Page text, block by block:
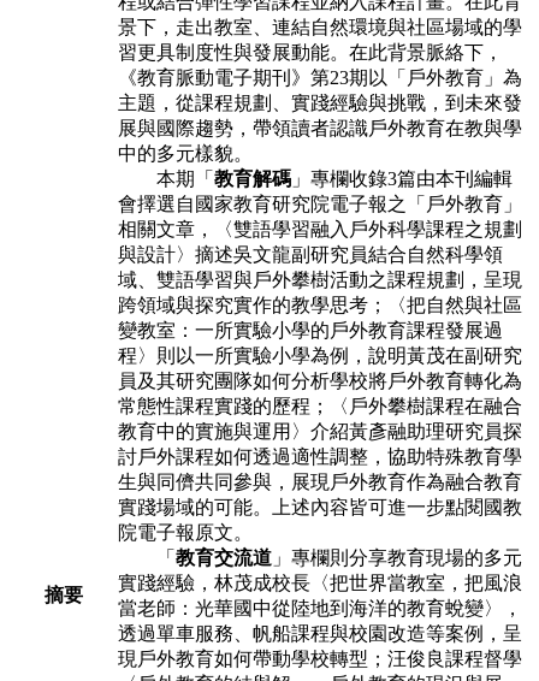
摘要
景下，⾛出教室、連結⾃然環境與社區場域的學
習更具制度性與發展動能。在此背景脈絡下，
《教育脈動電⼦期刊》第23期以「⼾外教育」為
主題，從課程規劃、實踐經驗與挑戰，到未來發
展與國際趨勢，帶領讀者認識⼾外教育在教與學
中的多元樣貌。
本期「 教育解碼 」專欄收錄3篇由本刊編輯
會擇選⾃國家教育研究院電⼦報之
「⼾外教育」
相關文章，〈雙語學習融入⼾外科學課程之規劃
與設計〉摘述吳文龍副研究員結合⾃然科學領
域、雙語學習與⼾外攀樹活動之課程規劃，呈現
跨領域與探究實作的教學思考；〈把⾃然與社區
變教室：⼀所實驗⼩學的⼾外教育課程發展過
程〉則以⼀所實驗⼩學為例，說明黃茂在副研究
員及其研究團隊如何分析學校將⼾外教育轉化為
常態性課程實踐的歷程；〈⼾外攀樹課程在融合
教育中的實施與運⽤〉介紹黃彥融助理研究員探
討⼾外課程如何透過適性調整，協助特殊教育學
⽣與同儕共同參與，展現⼾外教育作為融合教育
實踐場域的可能。上述內容皆可進⼀步點閱國教
院電⼦報原文。
「 教育交流道 」專欄則分享教育現場的多元
實踐經驗，林茂成校⻑〈把世界當教室，把風浪
當老師：光華國中從陸地到海洋的教育蛻變〉，
透過單⾞服務、 帆船課程與校園改造等案例，呈
現⼾外教育如何帶動學校轉型；汪俊良課程督學